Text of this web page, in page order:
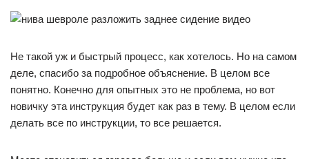
Не такой уж и быстрый процесс, как хотелось. Но на самом
деле, спасибо за подробное объяснение. В целом все
понятно. Конечно для опытных это не проблема, но вот
новичку эта инструкция будет как раз в тему. В целом если
делать все по инструкции, то все решается.